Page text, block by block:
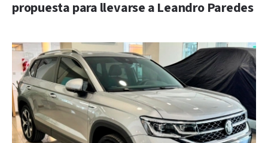
propuesta para llevarse a Leandro Paredes